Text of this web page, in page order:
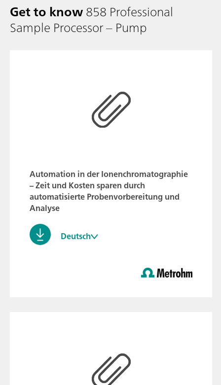
Get to know858 Professional
Sample Processor – Pump
Automation in der Ionenchromatographie
– Zeit und Kosten sparen durch
automatisierte Probenvorbereitung und
Analyse
Deutsch